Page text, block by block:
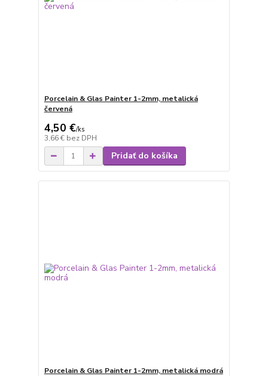
Porcelain & Glas Painter 1-2mm, metalická
červená
4,50 €/ks
3,66 € bez DPH
Pridať do košíka
Porcelain & Glas Painter 1-2mm, metalická modrá